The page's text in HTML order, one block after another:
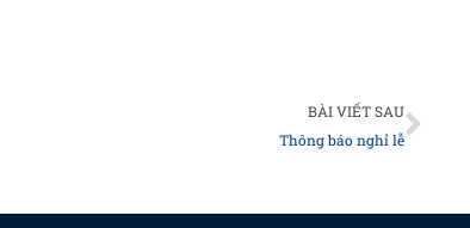
BÀI VIẾT SAU
Thông báo nghỉ lễ
Next